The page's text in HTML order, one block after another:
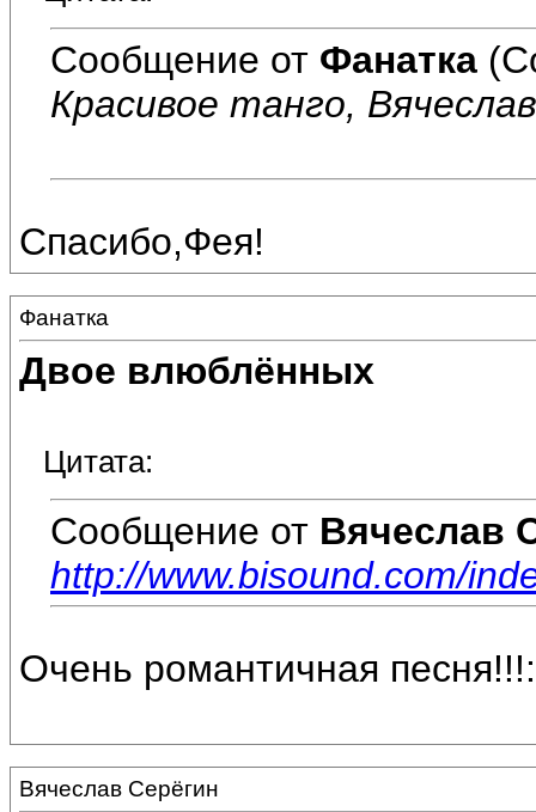
Сообщение от Фанатка
Красивое танго,
Спасибо,Фея!
Фанатка
Двое влюблённых
Цитата:
Сообщение от Вячеслав
http://www.bisound.com/
Очень романтичная
Вячеслав Серёгин